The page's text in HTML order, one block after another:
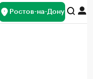
Ростов-на-Дону